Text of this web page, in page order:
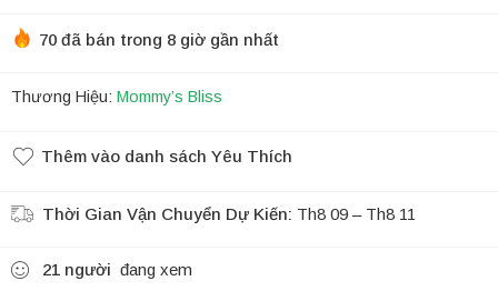
70 đã bán trong 8 giờ gần nhất
Thương Hiệu: Mommy’s Bliss
Thêm vào danh sách Yêu Thích
Thời Gian Vận Chuyển Dự Kiến: Th8 09 – Th8 11
21 người đang xem